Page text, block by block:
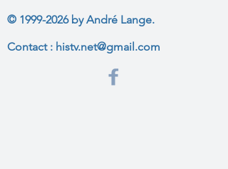
© 1999-2026by André Lange.
Contact : histv.net@gmail.com